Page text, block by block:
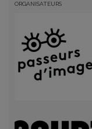
ORGANISATEURS